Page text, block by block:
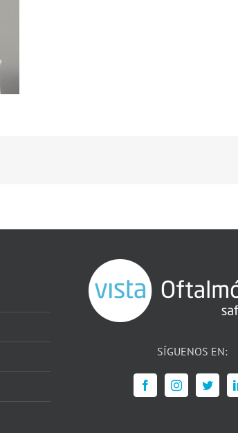
SÍGUENOS EN: